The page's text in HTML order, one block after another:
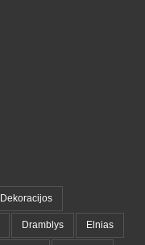
Dekoracijos
Dramblys Elnias